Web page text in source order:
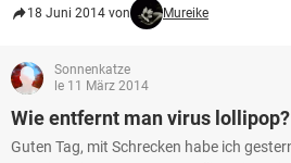
18 Juni 2014 von Mureike
Sonnenkatze
le 11 März 2014
Wie entfernt man virus lollipop?
Guten Tag, mit Schrecken habe ich